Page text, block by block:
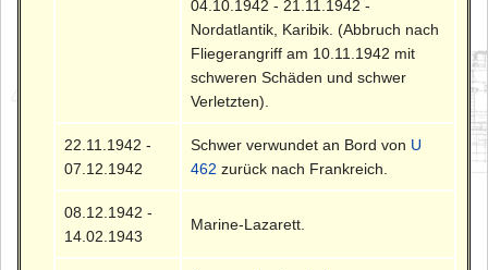
04.10.1942 - 21.11.1942 -
Nordatlantik, Karibik. (Abbruch nach
Fliegerangriff am 10.11.1942 mit
schweren Schäden und schwer
Verletzten).
22.11.1942 -
07.12.1942
Schwer verwundet an Bord von U
462 zurück nach Frankreich.
08.12.1942 -
14.02.1943
Marine-Lazarett.